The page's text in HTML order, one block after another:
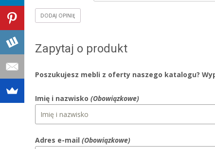
Zapytaj o produkt
Poszukujesz mebli z oferty naszego katalogu?
Imię i nazwisko (Obowiązkowe)
Adres e-mail (Obowiązkowe)